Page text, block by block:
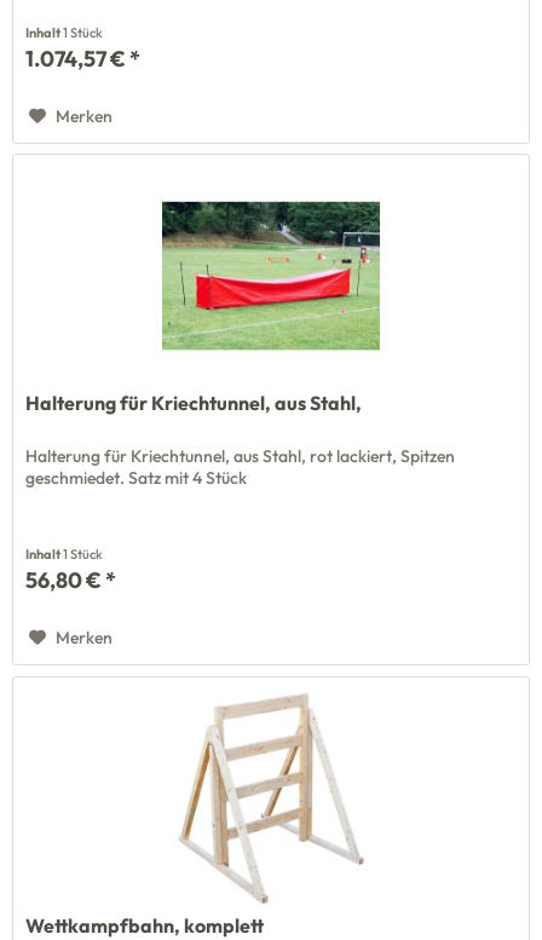
Inhalt1 Stück
1.074,57 € *
Merken
Halterung für Kriechtunnel, aus Stahl,
Halterung für Kriechtunnel, aus Stahl, rot lackiert, Spitzen
geschmiedet. Satz mit 4 Stück
Inhalt1 Stück
56,80 € *
Merken
Wettkampfbahn, komplett